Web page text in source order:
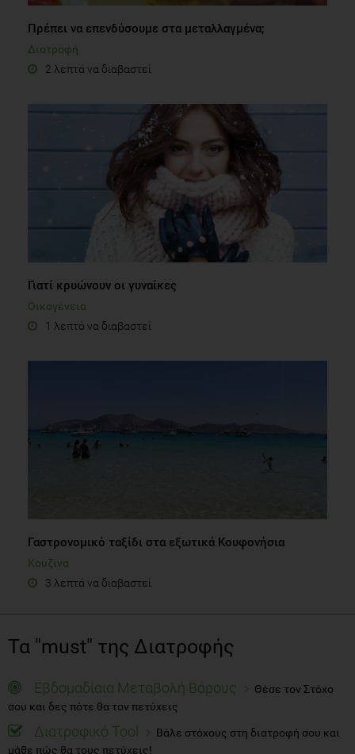
Πρέπει να επενδύσουμε στα μεταλλαγμένα;
Διατροφή
2 λεπτά να διαβαστεί
Γιατί κρυώνουν οι γυναίκες
Οικογένεια
1 λεπτό να διαβαστεί
Γαστρονομικό ταξίδι στα εξωτικά Κουφονήσια
Κουζίνα
3 λεπτά να διαβαστεί
Τα "must" της Διατροφής
Εβδομαδίαια Μεταβολή Βάρους
Θέσε τον Στόχο
σου και δες πότε θα τον πετύχεις
Διατροφικό Tool
Βάλε στόχους στη διατροφή σου και
μάθε πώς θα τους πετύχεις!